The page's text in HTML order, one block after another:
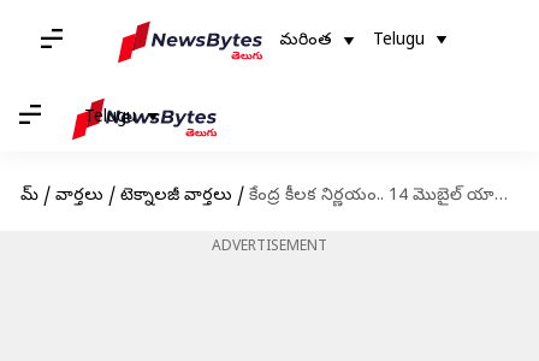
మరింత Telugu
Telugu
హోమ్ / వార్తలు / టెక్నాలజీ వార్తలు / కేంద్ర కీలక నిర్ణయం.. 14 మొబైల్ యాప్స్ ను బ్లాక్ చేసిన కేంద్ర ప్రభుత్వం
ADVERTISEMENT